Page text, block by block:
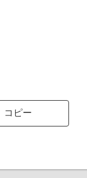
コピー